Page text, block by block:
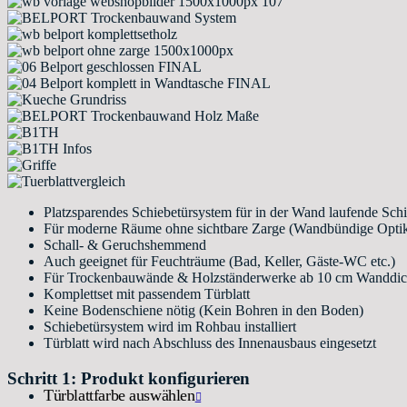
Platzsparendes Schiebetürsystem für in der Wand laufende
Für moderne Räume ohne sichtbare Zarge (Wandbündige
Schall- & Geruchshemmend
Auch geeignet für Feuchträume (Bad, Keller, Gäste-WC etc.)
Für Trockenbauwände & Holzständerwerke ab 10 cm
Komplettset mit passendem Türblatt
Keine Bodenschiene nötig (Kein Bohren in den Boden)
Schiebetürsystem wird im Rohbau installiert
Türblatt wird nach Abschluss des Innenausbaus eingesetzt
Schritt 1: Produkt konfigurieren
Türblattfarbe auswählen